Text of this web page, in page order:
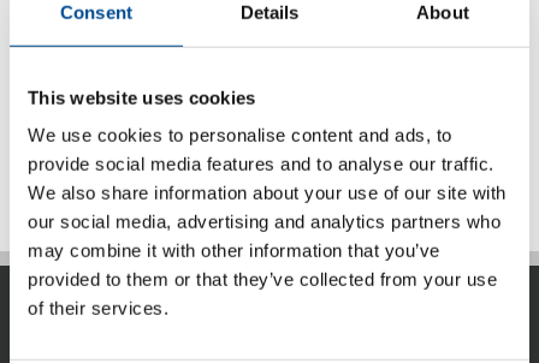
Consent Details About
This website uses cookies
We use cookies to personalise content and ads, to
provide social media features and to analyse our traffic.
We also share information about your use of our site with
our social media, advertising and analytics partners who
may combine it with other information that you’ve
provided to them or that they’ve collected from your use
of their services.
Coloreel
Detaljer